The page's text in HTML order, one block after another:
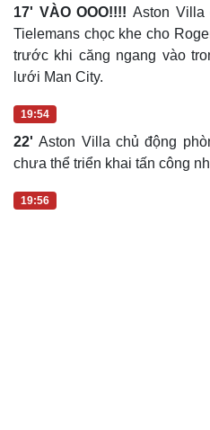
17' VÀO OOO!!!! Aston Villa
Tielemans chọc khe cho
trước khi căng ngang vào
lưới Man City.
19:54
22'Aston Villa chủ động
chưa thể triển khai tấn công
19:56